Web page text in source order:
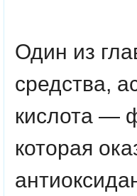
Один из
средства,
кислота —
которая